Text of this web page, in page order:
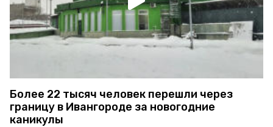
Более 22 тысяч человек перешли через
границу в Ивангороде за новогодние
каникулы